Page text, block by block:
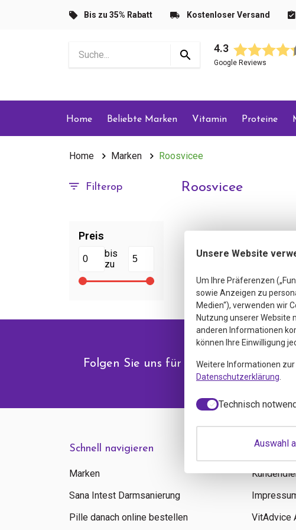
Bis zu 35% Rabatt Kostenloser Versand
4.3
Google Reviews
Home Beliebte Marken Vitamin Proteine
Home Marken Roosvicee
Filterop
Preis
bis
zu
Roosvicee
Folgen Sie uns für Angebote &
Schnell navigieren
Marken
Sana Intest Darmsanierung
Pille danach online bestellen
Infos
VitAdvice
Unsere Website
Um Ihre Präferenzen
sowie Anzeigen zu
Medien“), verwenden wir
Nutzung unserer Website
anderen Informationen
können Ihre Einwilligung
Weitere Informationen
Datenschutzerklärung
Technisch
Auswahl